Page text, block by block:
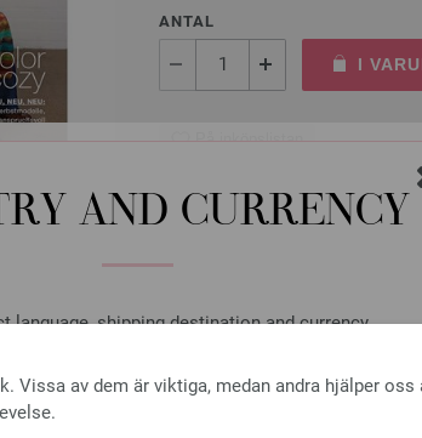
AND CURRENCY
language, shipping destination and currency.
Vissa av dem är viktiga, medan andra hjälper oss
ANTAL
I
På inköpslistan
Rundsticka Design-trä:
LANA GROSSA Rundsticka
tjocklek 7,0 mm; längd ca. 80 cm